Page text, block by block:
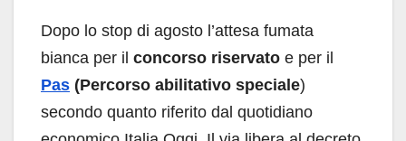
Dopo lo stop di agosto l’attesa fumata
bianca per il concorso riservato e per il
Pas (Percorso abilitativo speciale)
secondo quanto riferito dal quotidiano